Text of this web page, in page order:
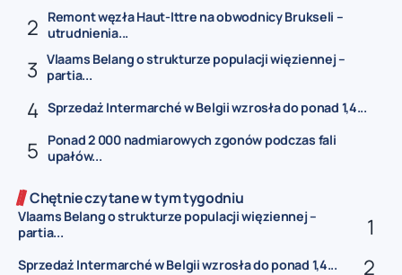
Remont węzła Haut-Ittre na obwodnicy Brukseli –
utrudnienia...
Vlaams Belang o strukturze populacji więziennej –
partia...
Sprzedaż Intermarché w Belgii wzrosła do ponad 1,4...
Ponad 2 000 nadmiarowych zgonów podczas fali
upałów...
Chętnie czytane w tym tygodniu
Vlaams Belang o strukturze populacji więziennej –
partia...
Sprzedaż Intermarché w Belgii wzrosła do ponad 1,4...